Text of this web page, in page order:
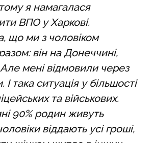
я намагалася
ВПО у Харкові.
що ми з чоловіком
він на Донеччині,
Але мені відмовили через
І така ситуація у більшості
та військових.
90% родин живуть
віддають усі гроші,